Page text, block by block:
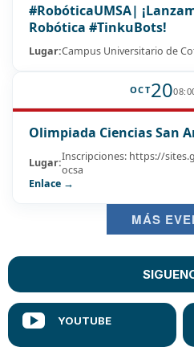
#RobóticaUMSA|
Robótica #TinkuBots!
Lugar:Campus Universitario de
OCT20
Olimpiada Ciencias San
Lugar:Inscripciones: https://
ocsa
Enlace →
MÁS